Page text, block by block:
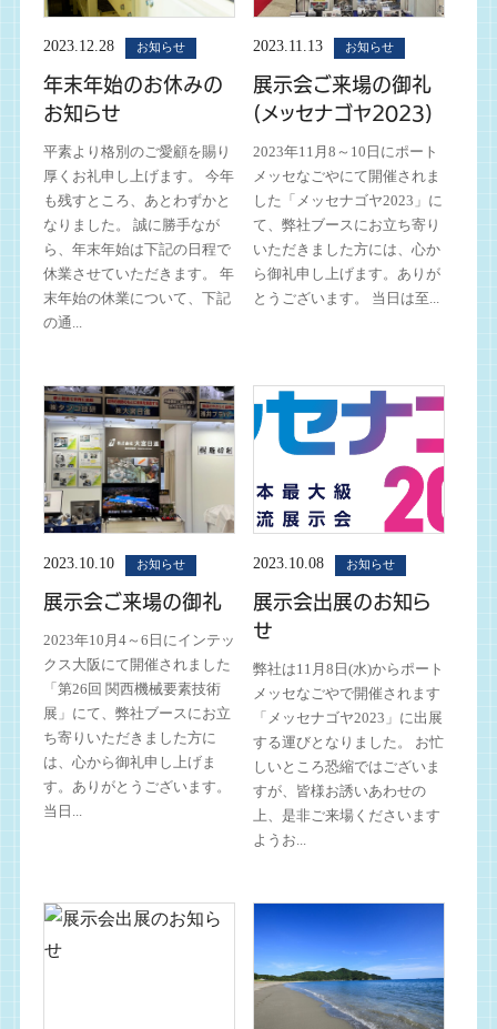
2023.12.28 お知らせ
年末年始のお休みの
お知らせ
平素より格別のご愛顧を賜り
厚くお礼申し上げます。 今年
も残すところ、あとわずかと
なりました。 誠に勝手なが
ら、年末年始は下記の日程で
休業させていただきます。 年
末年始の休業について、下記
の通...
2023.11.13 お知らせ
展示会ご来場の御礼
(メッセナゴヤ2023)
2023年11月8～10日にポート
メッセなごやにて開催されま
した「メッセナゴヤ2023」に
て、弊社ブースにお立ち寄り
いただきました方には、心か
ら御礼申し上げます。ありが
とうございます。 当日は至...
2023.10.10 お知らせ
展示会ご来場の御礼
2023年10月4～6日にインテッ
クス大阪にて開催されました
「第26回 関西機械要素技術
展」にて、弊社ブースにお立
ち寄りいただきました方に
は、心から御礼申し上げま
す。ありがとうございます。
当日...
2023.10.08 お知らせ
展示会出展のお知ら
せ
弊社は11月8日(水)からポート
メッセなごやで開催されます
「メッセナゴヤ2023」に出展
する運びとなりました。 お忙
しいところ恐縮ではございま
すが、皆様お誘いあわせの
上、是非ご来場くださいます
ようお...